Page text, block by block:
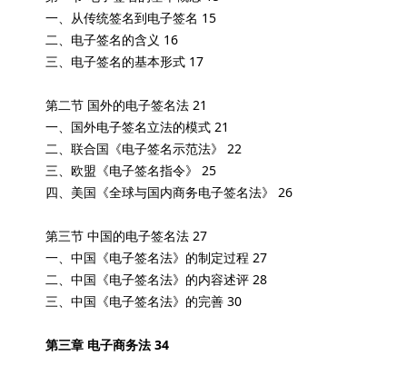
一、从传统签名到电子签名 15
二、电子签名的含义 16
三、电子签名的基本形式 17
第二节 国外的电子签名法 21
一、国外电子签名立法的模式 21
二、联合国《电子签名示范法》 22
三、欧盟《电子签名指令》 25
四、美国《全球与国内商务电子签名法》 26
第三节 中国的电子签名法 27
一、中国《电子签名法》的制定过程 27
二、中国《电子签名法》的内容述评 28
三、中国《电子签名法》的完善 30
第三章 电子商务法 34